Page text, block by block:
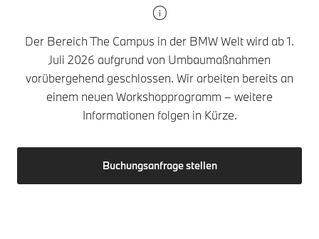
Der Bereich The Campus in der BMW Welt wird ab 1.
Juli 2026 aufgrund von Umbaumaßnahmen
vorübergehend geschlossen. Wir arbeiten bereits an
einem neuen Workshopprogramm – weitere
Informationen folgen in Kürze.
Buchungsanfrage stellen